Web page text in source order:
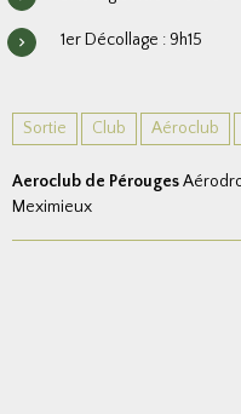
1er Décollage : 9h15
Sortie Club Aéroclub
Aeroclub de Pérouges
Meximieux